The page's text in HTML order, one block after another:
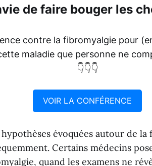
de faire bouger les
contre la fibromyalgie pour
maladie que personne ne
👇👇👇
VOIR LA CONFÉRENCE
évoquées autour de
Certains médecins
quand les examens ne